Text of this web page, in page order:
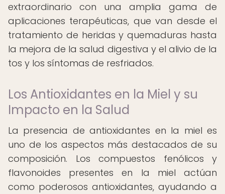
extraordinario con una amplia gama de
aplicaciones terapéuticas, que van desde el
tratamiento de heridas y quemaduras hasta
la mejora de la salud digestiva y el alivio de la
tos y los síntomas de resfriados.
Los Antioxidantes en la Miel y su
Impacto en la Salud
La presencia de antioxidantes en la miel es
uno de los aspectos más destacados de su
composición. Los compuestos fenólicos y
flavonoides presentes en la miel actúan
como poderosos antioxidantes, ayudando a